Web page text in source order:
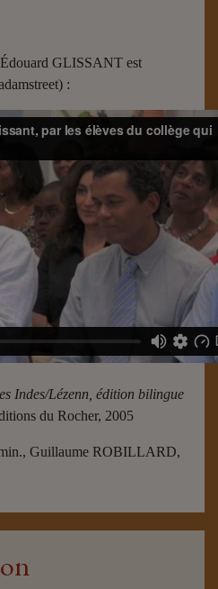
GLISSANT est
:
Indes/Lézenn, édition bilingue
du Rocher, 2005
Guillaume ROBILLARD,